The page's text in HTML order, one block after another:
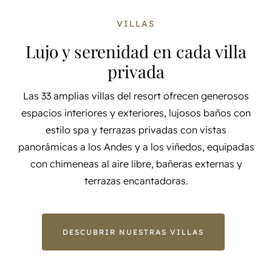
VILLAS
Lujo y serenidad en cada villa
privada
Las 33 amplias villas del resort ofrecen generosos
espacios interiores y exteriores, lujosos baños con
estilo spa y terrazas privadas con vistas
panorámicas a los Andes y a los viñedos, equipadas
con chimeneas al aire libre, bañeras externas y
terrazas encantadoras.
DESCUBRIR NUESTRAS VILLAS